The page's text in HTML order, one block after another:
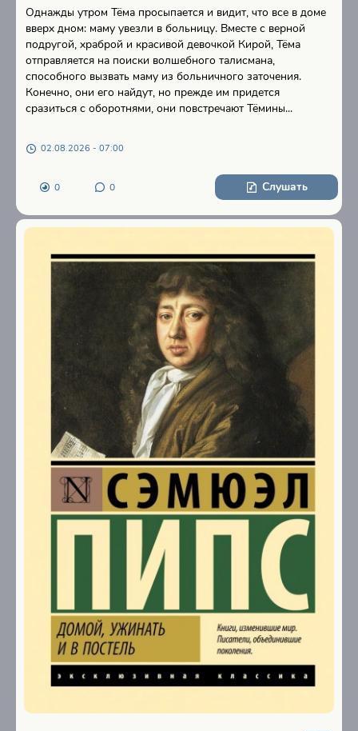
Однажды утром Тёма просыпается и видит, что все в доме
вверх дном: маму увезли в больницу. Вместе с верной
подругой, храброй и красивой девочкой Кирой, Тёма
отправляется на поиски волшебного талисмана,
способного вызвать маму из больничного заточения.
Конечно, они его найдут, но прежде им придется
сразиться с оборотнями, они повстречают Тёмины...
02.08.2026 - 07:00
0 0 Слушать